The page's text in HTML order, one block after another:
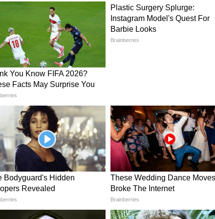
England vs India: বৃষ্টি থামতেই
দীপ জ্বালালেন আকাশ, ইংল্যান্ডকে
উড়িয়ে সিরিজে সমতা ফেরাল
ভারত
আমাদের হোয়াটসঅ্যাপ চ্যানেলে, ক্লিক করুন